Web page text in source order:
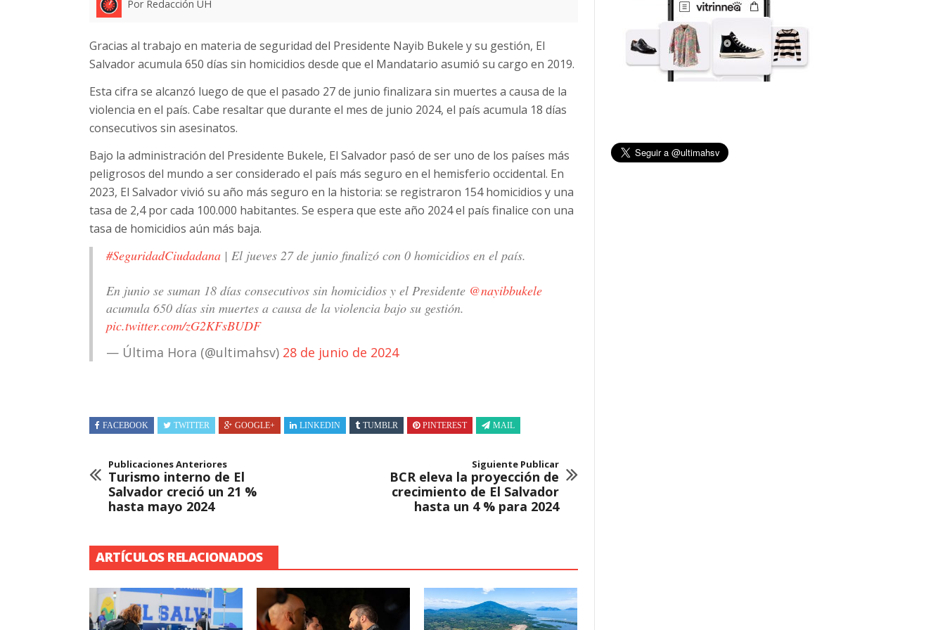
Por Redacción UH
Gracias al trabajo en materia de seguridad del Presidente Nayib Bukele y su gestión, El
Salvador acumula 650 días sin homicidios desde que el Mandatario asumió su cargo en 2019.
Esta cifra se alcanzó luego de que el pasado 27 de junio finalizara sin muertes a causa de la
violencia en el país. Cabe resaltar que durante el mes de junio 2024, el país acumula 18 días
consecutivos sin asesinatos.
Bajo la administración del Presidente Bukele, El Salvador pasó de ser uno de los países más
peligrosos del mundo a ser considerado el país más seguro en el hemisferio occidental. En
2023, El Salvador vivió su año más seguro en la historia: se registraron 154 homicidios y una
tasa de 2,4 por cada 100.000 habitantes. Se espera que este año 2024 el país finalice con una
tasa de homicidios aún más baja.
#SeguridadCiudadana | El jueves 27 de junio finalizó con 0 homicidios en el país.
En junio se suman 18 días consecutivos sin homicidios y el Presidente @nayibbukele
acumula 650 días sin muertes a causa de la violencia bajo su gestión.
pic.twitter.com/zG2KFsBUDF
— Última Hora (@ultimahsv) 28 de junio de 2024
FACEBOOK TWITTER GOOGLE+ LINKEDIN TUMBLR PINTEREST MAIL
Publicaciones Anteriores
Turismo interno de El
Salvador creció un 21 %
hasta mayo 2024
Siguiente Publicar
BCR eleva la proyección de
crecimiento de El Salvador
hasta un 4 % para 2024
ARTÍCULOS RELACIONADOS